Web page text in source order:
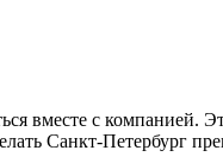
вместе с компанией.
Санкт-Петербург